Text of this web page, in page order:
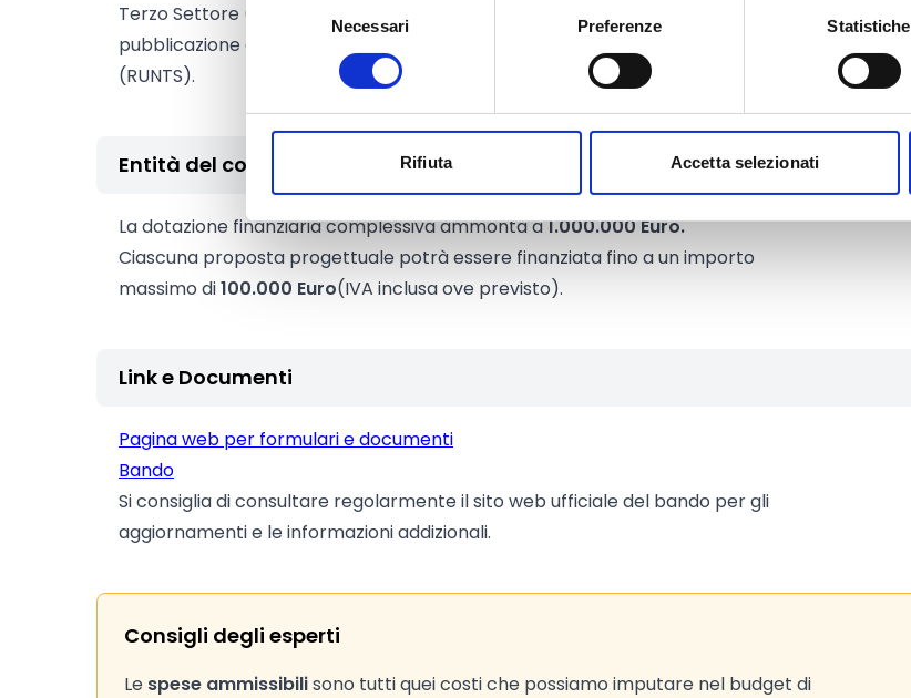
consenso
Necessari Preferenze Statistiche
Rifiuta Accetta selezionati
Terzo Settore (ETS) proponenti dovranno essere iscritti alla data di
pubblicazione del presente Avviso al Registro Nazionale del Terzo Settore
(RUNTS).
Entità del contributo
La dotazione finanziaria complessiva ammonta a1.000.000 Euro.
Ciascuna proposta progettuale potrà essere finanziata fino a un importo
massimo di100.000 Euro(IVA inclusa ove previsto).
Link e Documenti
Pagina web per formulari e documenti
Bando
Si consiglia di consultare regolarmente il sito web ufficiale del bando per gli
aggiornamenti e le informazioni addizionali.
Consigli degli esperti
Le spese ammissibilisono tutti quei costi che possiamo imputare nel budget di